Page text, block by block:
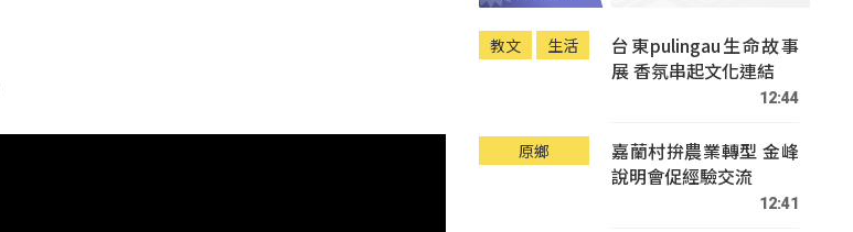
教文 生活
台東pulingau生命故事
展 香氛串起文化連結
12:44
原鄉
嘉蘭村拚農業轉型 金峰
說明會促經驗交流
12:41